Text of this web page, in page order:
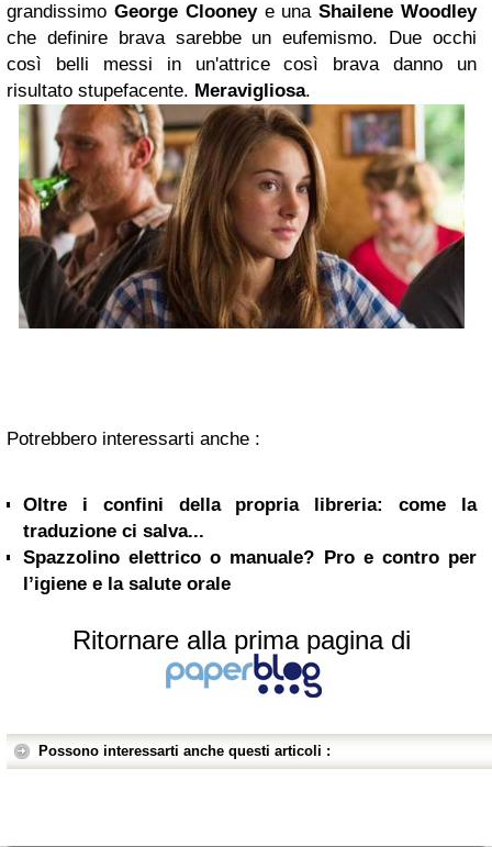
grandissimo George Clooneye unaShailene Woodley
che definire brava sarebbe un eufemismo. Due occhi
così belli messi in un'attrice così brava danno un
risultato stupefacente. Meravigliosa.
Potrebbero interessarti anche :
Oltre i confini della propria libreria: come la
traduzione ci salva...
Spazzolino elettrico o manuale? Pro e contro per
l’igiene e la salute orale
Ritornare alla prima pagina di
Possono interessarti anche questi articoli :